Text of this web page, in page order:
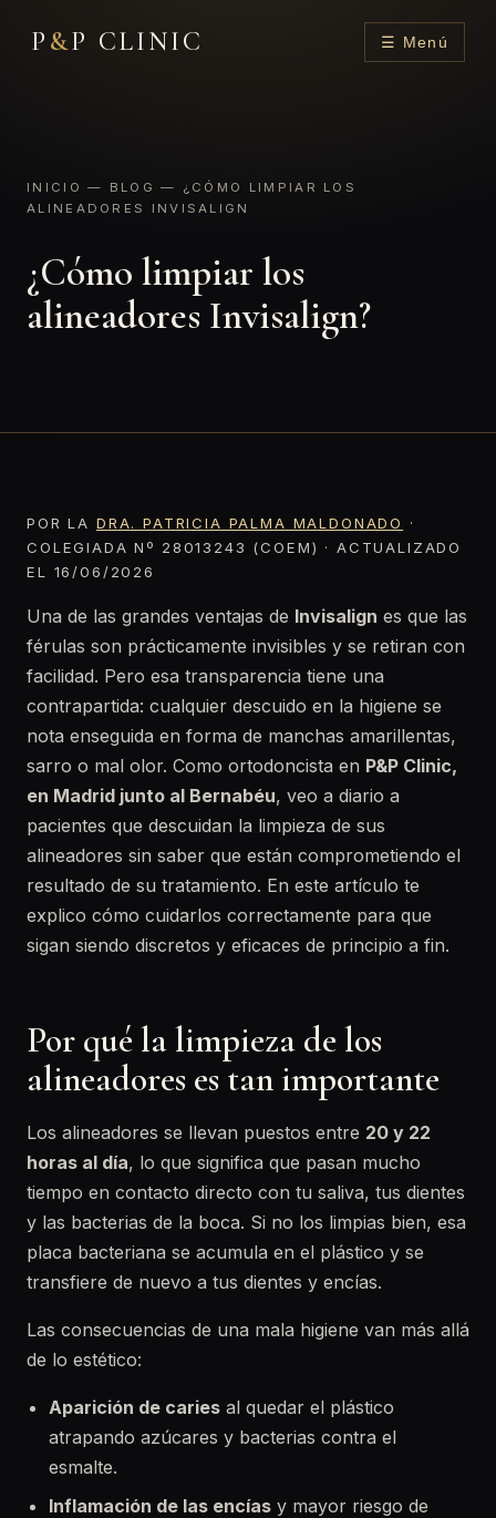
P &P CLINIC ☰ Menú
INICIO — BLOG — ¿CÓMO LIMPIAR LOS
ALINEADORES INVISALIGN
¿Cómo limpiar los
alineadores Invisalign?
POR LA DRA. PATRICIA PALMA MALDONADO
·
COLEGIADA Nº 28013243 (COEM) · ACTUALIZADO
EL 16/06/2026
Una de las grandes ventajas de Invisalign es que las
férulas son prácticamente invisibles y se retiran con
facilidad. Pero esa transparencia tiene una
contrapartida: cualquier descuido en la higiene se
nota enseguida en forma de manchas amarillentas,
sarro o mal olor. Como ortodoncista en P&P Clinic,
en Madrid junto al Bernabéu, veo a diario a
pacientes que descuidan la limpieza de sus
alineadores sin saber que están comprometiendo el
resultado de su tratamiento. En este artículo te
explico cómo cuidarlos correctamente para que
sigan siendo discretos y eficaces de principio a fin.
Por qué la limpieza de los
alineadores es tan importante
Los alineadores se llevan puestos entre 20 y 22
horas al día, lo que significa que pasan mucho
tiempo en contacto directo con tu saliva, tus dientes
y las bacterias de la boca. Si no los limpias bien, esa
placa bacteriana se acumula en el plástico y se
transfiere de nuevo a tus dientes y encías.
Las consecuencias de una mala higiene van más allá
de lo estético:
Aparición de caries al quedar el plástico
atrapando azúcares y bacterias contra el
esmalte.
Inflamación de las encías y mayor riesgo de